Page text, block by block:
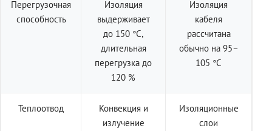
Перегрузочная
способность
Изоляция
выдерживает
до 150 °C,
длительная
перегрузка до
120 %
Изоляция
кабеля
рассчитана
обычно на 95–
105 °C
Теплоотвод
Конвекция и
излучение
Изоляционные
слои